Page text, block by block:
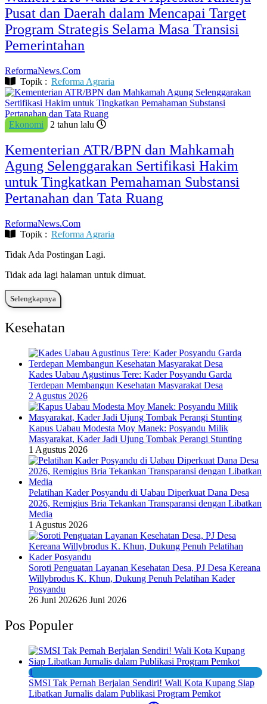
Pusat dan Daerah dalam Mencapai Target
Program Strategis Selama Masa Transisi
Pemerintahan
ReformaNews.Com
Topik : Reforma Agraria
Ekonomi 2 tahun lalu
Kementerian ATR/BPN dan Mahkamah
Agung Selenggarakan Sertifikasi Hakim
untuk Tingkatkan Pemahaman Substansi
Pertanahan dan Tata Ruang
ReformaNews.Com
Topik : Reforma Agraria
Tidak Ada Postingan Lagi.
Tidak ada lagi halaman untuk dimuat.
Selengkapnya
Kesehatan
Kades Uabau Agustinus Tere: Kader Posyandu Garda
Terdepan Membangun Kesehatan Masyarakat Desa
2 Agustus 2026
Kapus Uabau Modesta Moy Manek: Posyandu Milik
Masyarakat, Kader Jadi Ujung Tombak Perangi Stunting
1 Agustus 2026
Pelatihan Kader Posyandu di Uabau Diperkuat Dana Desa
2026, Remigius Bria Tekankan Transparansi dengan Libatkan
Media
1 Agustus 2026
Soroti Penguatan Layanan Kesehatan Desa, PJ Desa Kereana
Willybrodus K. Khun, Dukung Penuh Pelatihan Kader
Posyandu
26 Juni 202626 Juni 2026
Pos Populer
1
SMSI Tak Pernah Berjalan Sendiri! Wali Kota Kupang Siap
Libatkan Jurnalis dalam Publikasi Program Pemkot